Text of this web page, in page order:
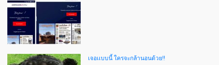
เจอเเบบนี้ ใครจะกล้านอนด้วย!!